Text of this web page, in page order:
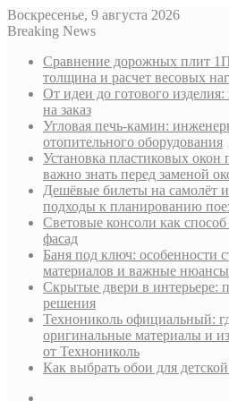
Воскресенье, 9 августа 2026
Breaking News
Сравнение дорожных плит
толщина и расчет весовых
От идеи до готового
на заказ
Угловая печь-камин:
отопительного оборудования
Установка пластиковых
важно знать перед заменой
Дешёвые билеты на самолёт
подходы к планированию
Световые консоли как
фасад
Баня под ключ: особенности
материалов и важные нюансы
Скрытые двери в интерьере:
решения
Технониколь официальный:
оригинальные материалы и
от Технониколь
Как выбрать обои для